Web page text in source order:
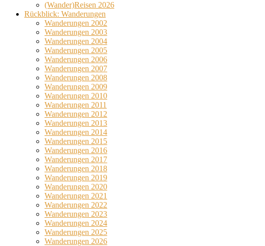
(Wander)Reisen 2026
Rückblick: Wanderungen
Wanderungen 2002
Wanderungen 2003
Wanderungen 2004
Wanderungen 2005
Wanderungen 2006
Wanderungen 2007
Wanderungen 2008
Wanderungen 2009
Wanderungen 2010
Wanderungen 2011
Wanderungen 2012
Wanderungen 2013
Wanderungen 2014
Wanderungen 2015
Wanderungen 2016
Wanderungen 2017
Wanderungen 2018
Wanderungen 2019
Wanderungen 2020
Wanderungen 2021
Wanderungen 2022
Wanderungen 2023
Wanderungen 2024
Wanderungen 2025
Wanderungen 2026